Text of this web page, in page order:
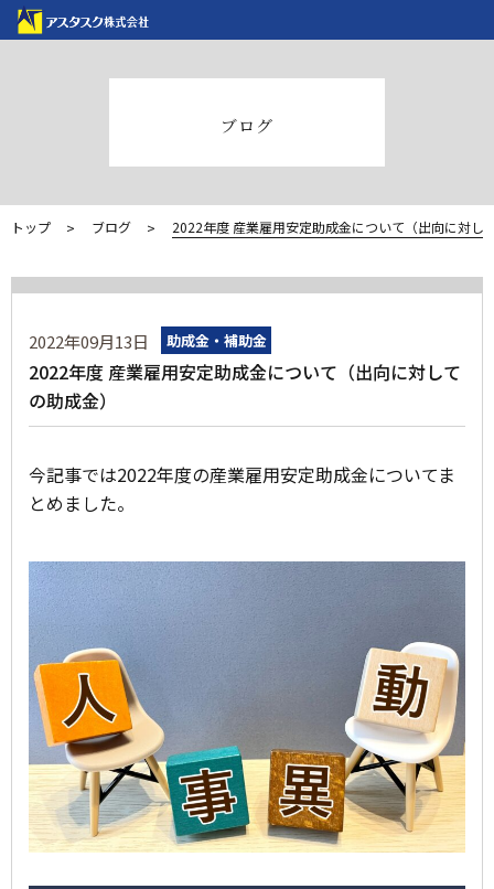
ブログ
トップ ブログ 2022年度 産業雇用安定助成金について（出向に対し
2022年09月13日 助成金・補助金
2022年度 産業雇用安定助成金について（出向に対して
の助成金）
今記事では2022年度の産業雇用安定助成金についてま
とめました。